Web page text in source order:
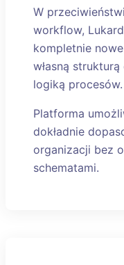
W
workflow,
kompletnie
własną
logiką procesów.
Platforma
dokładnie
organizacji bez
schematami.